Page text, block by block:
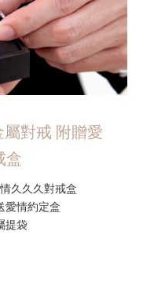
對戒 附贈愛
盒
久久久對戒盒
愛情約定盒
提袋